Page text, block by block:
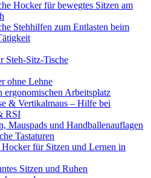
Hocker für bewegtes Sitzen am
Stehhilfen zum Entlasten beim
Steh-Sitz-Tische
ohne Lehne
ergonomischen Arbeitsplatz
& Vertikalmaus – Hilfe bei
RSI
Mauspads und Handballenauflagen
Tastaturen
für Sitzen und Lernen in
Sitzen und Ruhen